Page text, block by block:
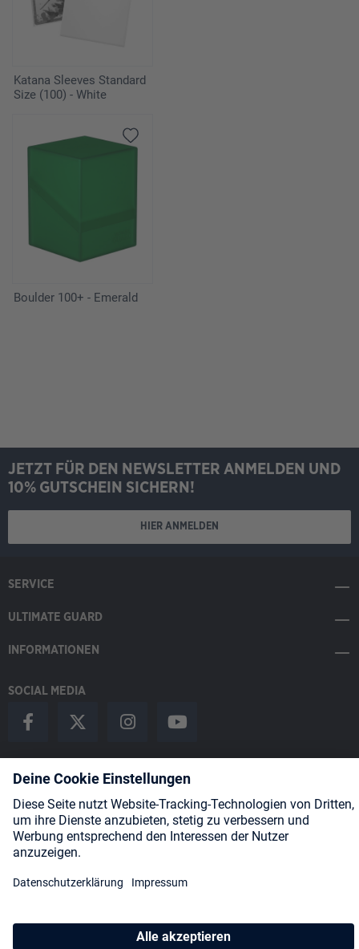
Katana Sleeves Standard
Size (100) - White
Boulder 100+ - Emerald
JETZT FÜR DEN NEWSLETTER ANMELDEN UND
10% GUTSCHEIN SICHERN!
HIER ANMELDEN
SERVICE
ULTIMATE GUARD
INFORMATIONEN
SOCIAL MEDIA
Payment Methods
Shipping